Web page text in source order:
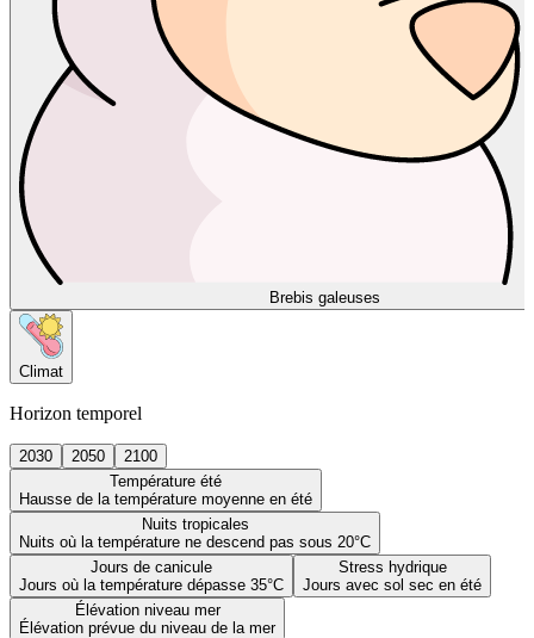
Brebis galeuses
Climat
Horizon temporel
2030 2050
2100
Température été
Hausse de la température moyenne en été
Nuits tropicales
Nuits où la température ne descend pas sous 20°C
Jours de canicule
Jours où la température dépasse 35°C
Stress hydrique
Jours avec sol sec en été
Élévation niveau mer
Élévation prévue du niveau de la mer